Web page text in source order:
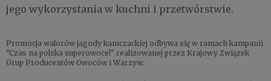
jego wykorzystania w kuchni i przetwórstwie.
Promocja walorów jagody kamczackiej odbywa się w ramach kampanii
"Czas na polska superowoce!" realizowanej przez Krajowy Związek
Grup Producentów Owoców i Warzyw.